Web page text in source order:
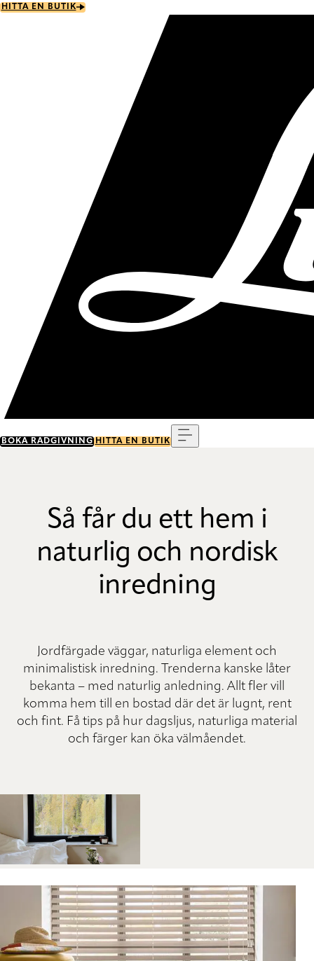
Skip
HITTA EN BUTIK
BOKA RÅDGIVNING HITTA EN BUTIK
Så får du ett hem i
naturlig och nordisk
inredning
Jordfärgade väggar, naturliga element och
minimalistisk inredning. Trenderna kanske låter
bekanta – med naturlig anledning. Allt fler vill
komma hem till en bostad där det är lugnt, rent
och fint. Få tips på hur dagsljus, naturliga material
och färger kan öka välmåendet.